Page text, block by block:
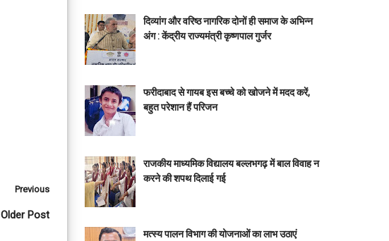
Previous
Older Post
दिव्यांग और वरिष्ठ नागरिक दोनों ही समाज के अभिन्न
अंग : केंद्रीय राज्यमंत्री कृष्णपाल गुर्जर
फरीदाबाद से गायब इस बच्चे को खोजने में मदद करें,
बहुत परेशान हैं परिजन
राजकीय माध्यमिक विद्यालय बल्लभगढ़ में बाल विवाह न
करने की शपथ दिलाई गई
मत्स्य पालन विभाग की योजनाओं का लाभ उठाएं